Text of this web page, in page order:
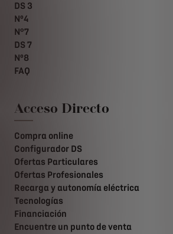
DS 3
Nº4
N°7
DS 7
Nº8
FAQ
Acceso Directo
Compra online
Configurador DS
Ofertas Particulares
Ofertas Profesionales
Recarga y autonomía eléctrica
Tecnologías
Financiación
Encuentre un punto de venta